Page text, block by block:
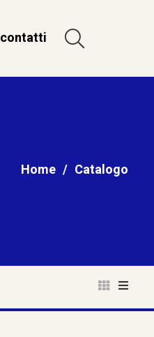
contatti
Home / Catalogo